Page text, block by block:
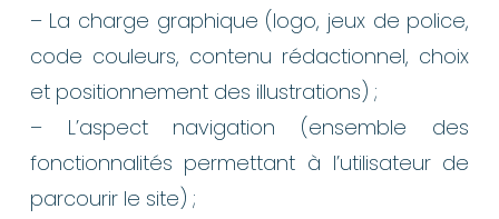
– La charge graphique (logo, jeux de police,
code couleurs, contenu rédactionnel, choix
et positionnement des illustrations) ;
– L’aspect navigation (ensemble des
fonctionnalités permettant à l’utilisateur de
parcourir le site) ;